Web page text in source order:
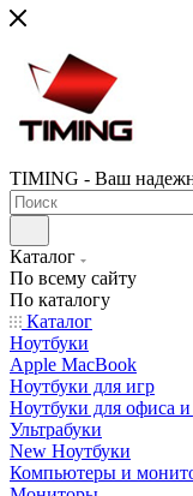
TIMING - Ваш
Каталог
По всему сайту
По каталогу
Каталог
Ноутбуки
Apple MacBook
Ноутбуки для игр
Ноутбуки для офиса
Ультрабуки
New Ноутбуки
Компьютеры и